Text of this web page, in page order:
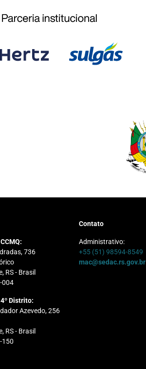
736
RS - Brasil
004
Distrito:
Azevedo, 256
RS - Brasil
150
Contato
Administrativo:
+55 (51) 98594-8549
mac@sedac.rs.gov.br